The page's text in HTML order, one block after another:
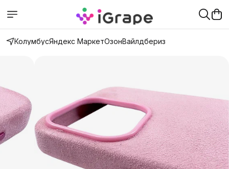
КолумбусЯндекс МаркетОзонВайлдбериз